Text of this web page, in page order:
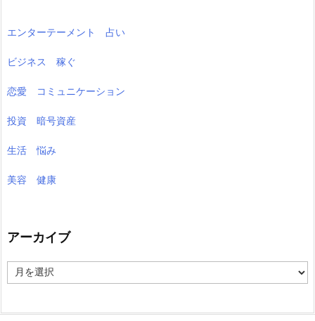
エンターテーメント 占い
ビジネス 稼ぐ
恋愛 コミュニケーション
投資 暗号資産
生活 悩み
美容 健康
アーカイブ
ー